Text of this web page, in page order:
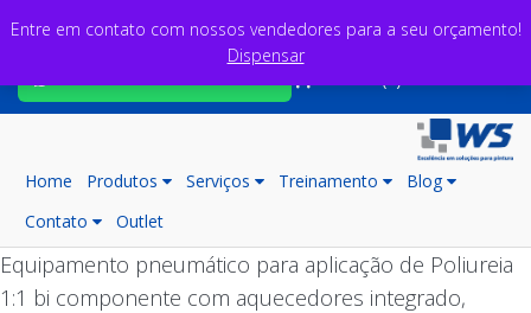
Home Produtos Serviços Treinamento
Blog
Contato
Outlet
Equipamento pneumático para aplicação de Poliureia
1:1 bi componente com aquecedores integrado,
Entre em contato com nossos vendedores para a seu orçamento!
Dispensar